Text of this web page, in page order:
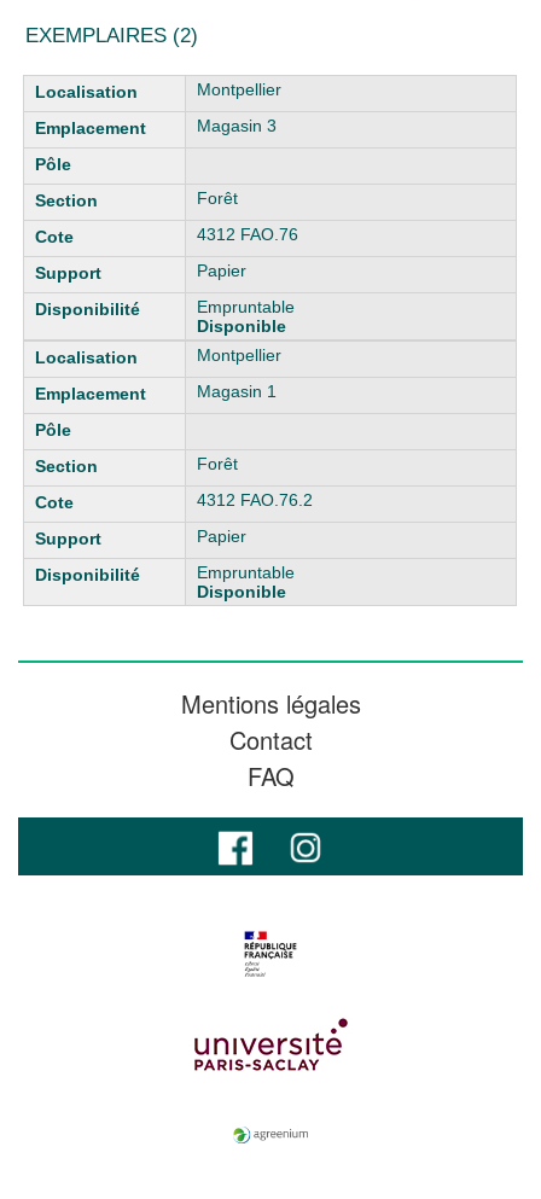
EXEMPLAIRES (2)
Liste des exemplaires
Montpellier
Magasin 3
Forêt
4312 FAO.76
Papier
Empruntable
Disponible
Montpellier
Magasin 1
Forêt
4312 FAO.76.2
Papier
Empruntable
Disponible
Mentions légales
Contact
FAQ